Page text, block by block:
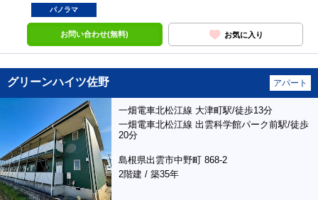
パノラマ
お問い合わせ(無料) お気に入り
グリーンハイツ佐野 アパート
一畑電車北松江線 大津町駅/徒歩13分
一畑電車北松江線 出雲科学館パーク前駅/徒歩
20分
島根県出雲市中野町 868-2
2階建 / 築35年